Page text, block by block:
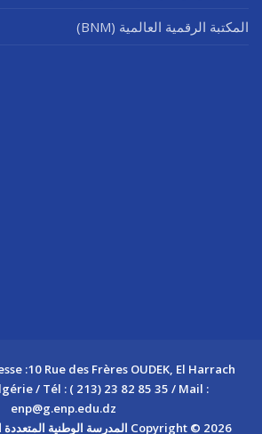
المكتبة الرقمية العالمية (BNM)
:10 Rue des Frères OUDEK, El Harrach
/ Tél : ( 213) 23 82 85 35 / Mail :
enp@g.enp.edu.dz
Copyright © 2026 المدرسة الوطنية المتعددة التقنيات – CSRICTED